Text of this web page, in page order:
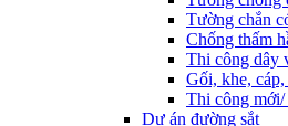
Tường chắn
Chống thấm
Thi công dây
Gối, khe, cáp,
Thi công mới/
Dự án đường sắt